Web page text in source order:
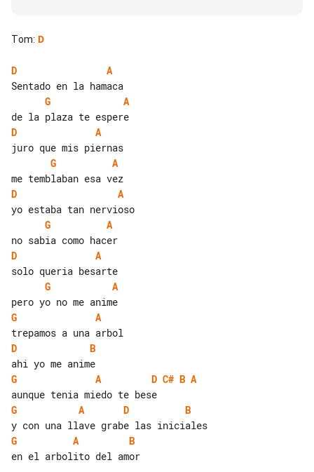
Tom: D
D
A
G
A
D
A
G
A
D
A
G
A
D
A
G
A
G
A
D
B
G
A D C# B A
G
A D
B
G
A
B
en el arbolito del amor